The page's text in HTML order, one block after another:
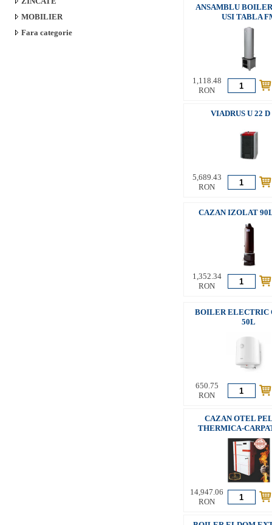
ANSAMBLU
USI TABLA
1,118.48
RON
VIADRUS U 22 D
5,689.43
RON
CAZAN IZOLAT
1,352.34
RON
BOILER ELECTRIC
50L
650.75
RON
CAZAN OTEL
THERMICA-
14,947.06
RON
MOBILIER
Fara categorie